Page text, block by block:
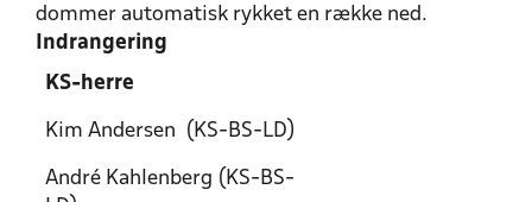
dommer automatisk rykket en række ned.
Indrangering
KS-herre
Kim Andersen (KS-BS-LD)
André Kahlenberg (KS-BS-